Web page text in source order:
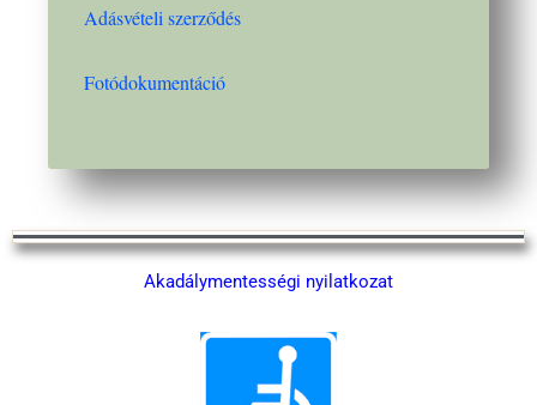
Adásvételi szerződés
Fotódokumentáció
‎Akadálymentességi nyilatkozat